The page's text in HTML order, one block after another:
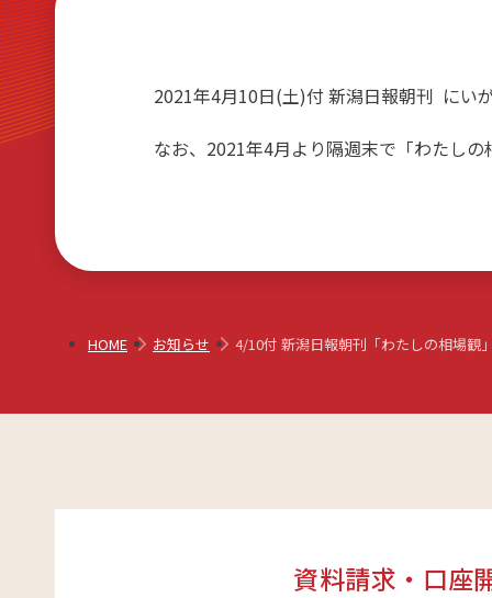
2021年4月10日(土)付 新潟日報朝刊 にい
なお、2021年4月より隔週末で「わたし
HOME お知らせ 4/10付 新潟日報朝刊「わたしの相場観
資料請求・口座